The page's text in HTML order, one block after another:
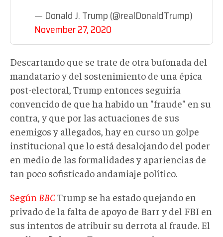
— Donald J. Trump (@realDonaldTrump)
November 27, 2020
Descartando que se trate de otra bufonada del
mandatario y del sostenimiento de una épica
post-electoral, Trump entonces seguiría
convencido de que ha habido un "fraude" en su
contra, y que por las actuaciones de sus
enemigos y allegados, hay en curso un golpe
institucional que lo está desalojando del poder
en medio de las formalidades y apariencias de
tan poco sofisticado andamiaje político.
Según BBCTrump se ha estado quejando en
privado de la falta de apoyo de Barr y del FBI en
sus intentos de atribuir su derrota al fraude. El